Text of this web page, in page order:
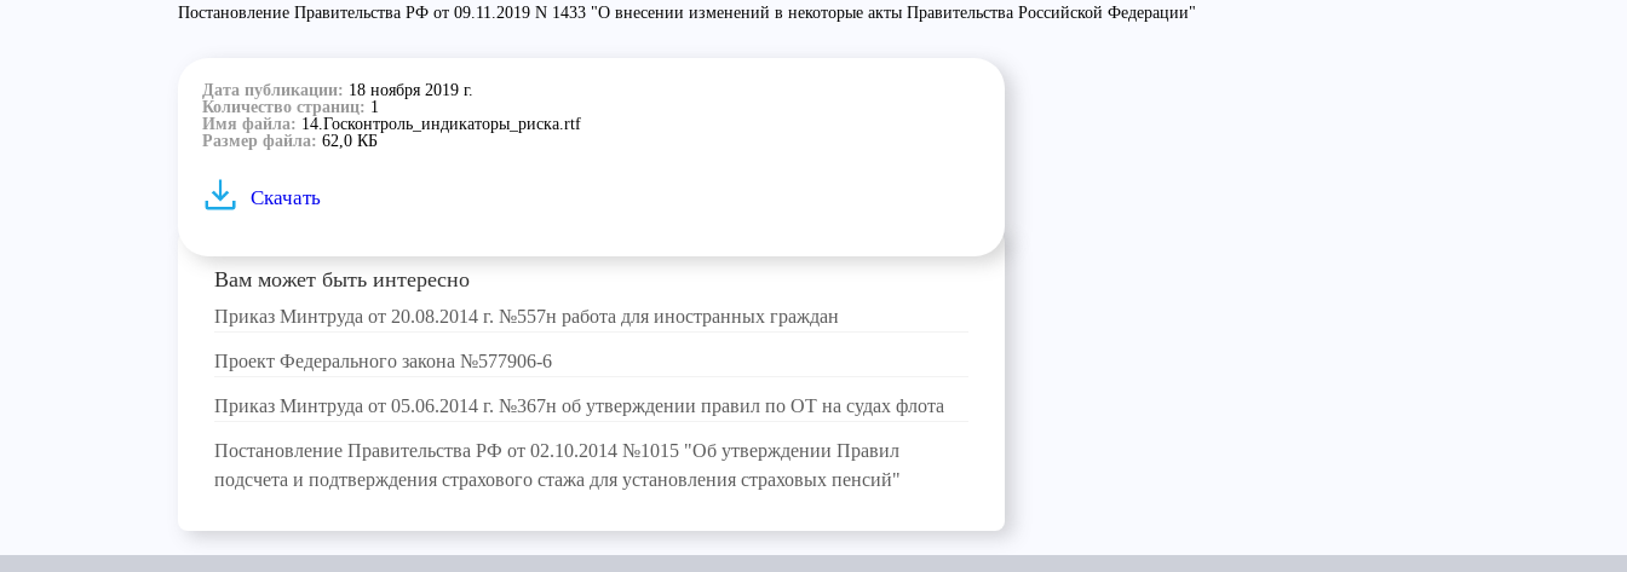
Постановление Правительства РФ от 09.11.2019 N 1433 "О внесении изменений в некоторые акты Правительства Российской Федерации"
Дата публикации: 18 ноября 2019 г.
Количество страниц: 1
Имя файла: 14.Госконтроль_индикаторы_риска.rtf
Размер файла: 62,0 КБ
Скачать
Вам может быть интересно
Приказ Минтруда от 20.08.2014 г. №557н работа для иностранных граждан
Проект Федерального закона №577906-6
Приказ Минтруда от 05.06.2014 г. №367н об утверждении правил по ОТ на судах флота
Постановление Правительства РФ от 02.10.2014 №1015 "Об утверждении Правил
подсчета и подтверждения страхового стажа для установления страховых пенсий"